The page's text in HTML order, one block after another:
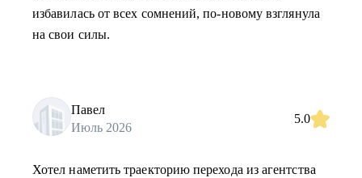
избавилась от всех сомнений, по-новому взглянула
на свои силы.
Павел
Июль 2026
5.0
Хотел наметить траекторию перехода из агентства